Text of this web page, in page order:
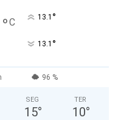
°C 13.1 °
13.1 °
96 %
SEG
15°
TER
10°